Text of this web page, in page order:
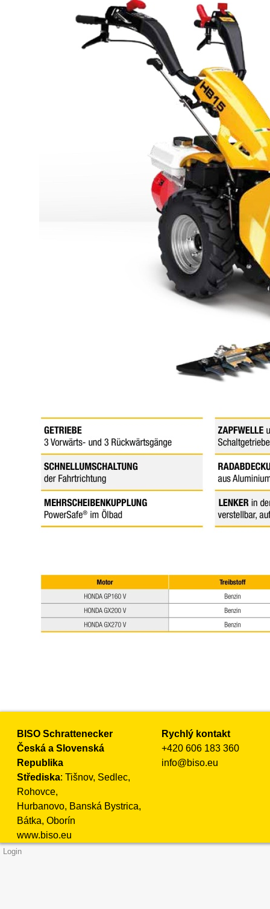
BISO Schrattenecker
Česká a Slovenská
Republika
Střediska: Tišnov, Sedlec,
Rohovce,
Hurbanovo, Banská Bystrica,
Bátka, Oborín
www.biso.eu
Rychlý kontakt
+420 606 183 360
info@biso.eu
Login